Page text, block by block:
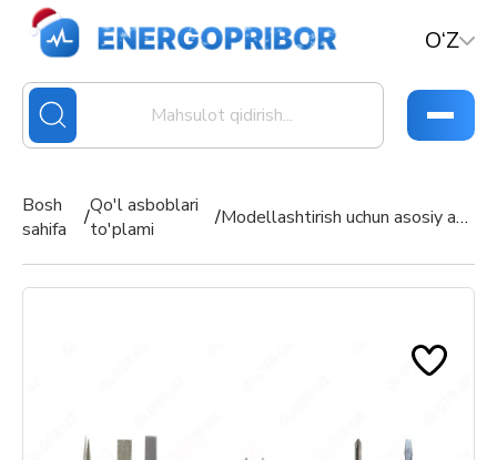
O‘Z
Bosh
sahifa
/Qo'l asboblari
to'plami
/ Modellashtirish uchun asosiy asboblar to‘plami